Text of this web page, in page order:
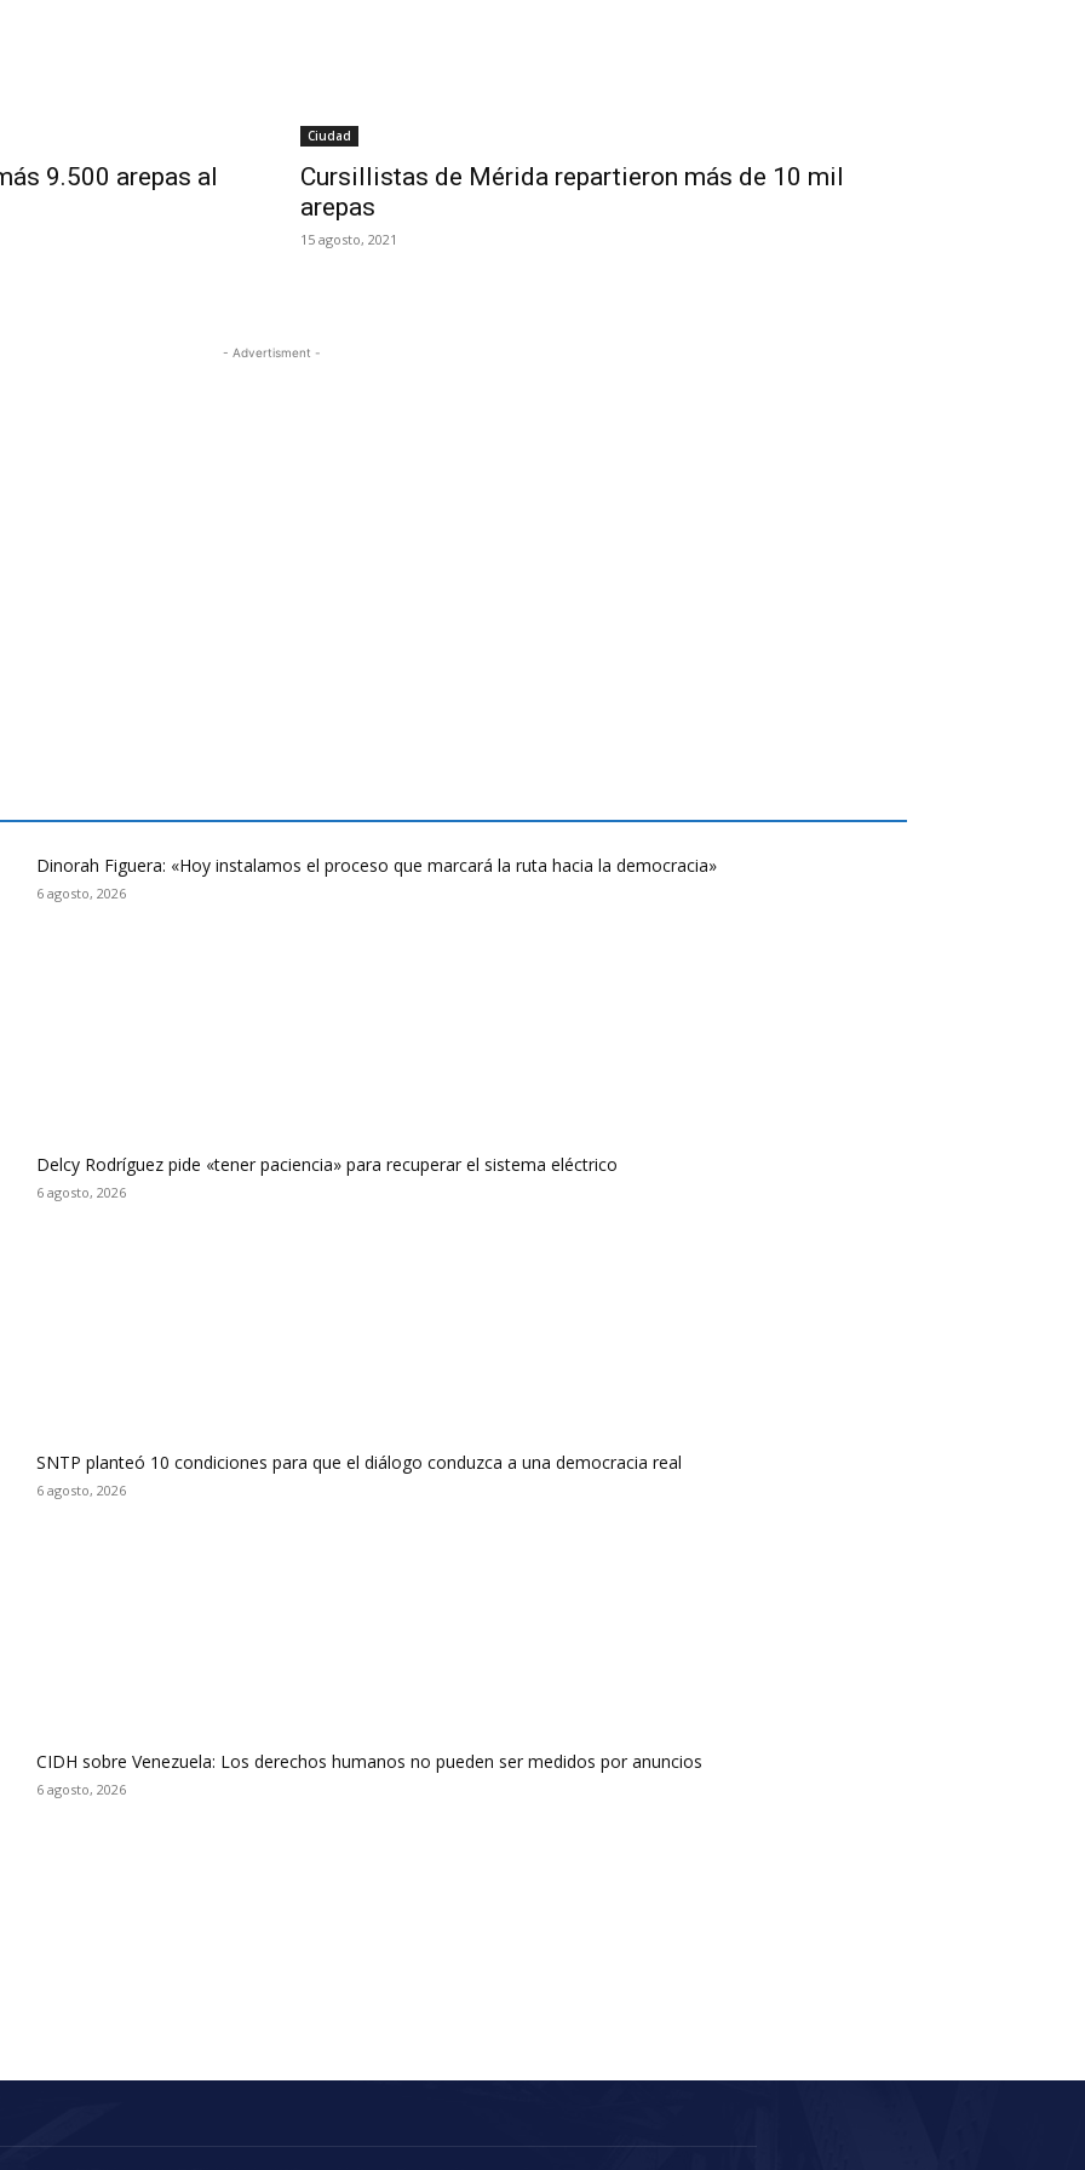
9.500 arepas al
Ciudad
Cursillistas de Mérida repartieron más de 10 mil
arepas
15 agosto, 2021
- Advertisment -
Dinorah Figuera: «Hoy instalamos el proceso que marcará la ruta hacia la democracia»
6 agosto, 2026
Delcy Rodríguez pide «tener paciencia» para recuperar el sistema eléctrico
6 agosto, 2026
SNTP planteó 10 condiciones para que el diálogo conduzca a una democracia real
6 agosto, 2026
CIDH sobre Venezuela: Los derechos humanos no pueden ser medidos por anuncios
6 agosto, 2026